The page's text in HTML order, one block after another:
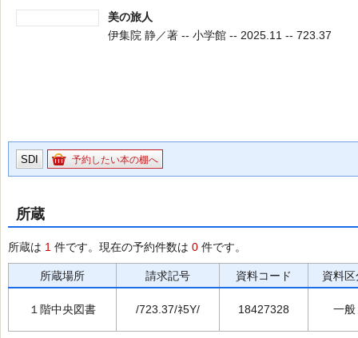
美の旅人
伊集院 静／著 -- 小学館 -- 2025.11 -- 723.37
SDI 予約したい本の棚へ
所蔵
所蔵は 1 件です。現在の予約件数は 0 件です。
所蔵場所 請求記号 資料コード 資料区
１階中央図書 /723.37/ﾈ5Y/ 18427328 一般